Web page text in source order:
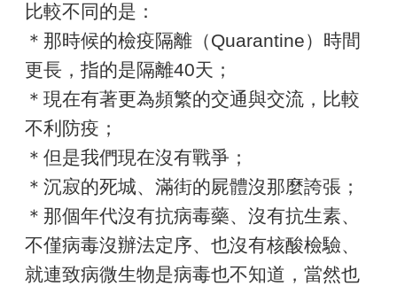
比較不同的是：
＊那時候的檢疫隔離（Quarantine）時間
更長，指的是隔離40天；
＊現在有著更為頻繁的交通與交流，比較
不利防疫；
＊但是我們現在沒有戰爭；
＊沉寂的死城、滿街的屍體沒那麼誇張；
＊那個年代沒有抗病毒藥、沒有抗生素、
不僅病毒沒辦法定序、也沒有核酸檢驗、
就連致病微生物是病毒也不知道，當然也